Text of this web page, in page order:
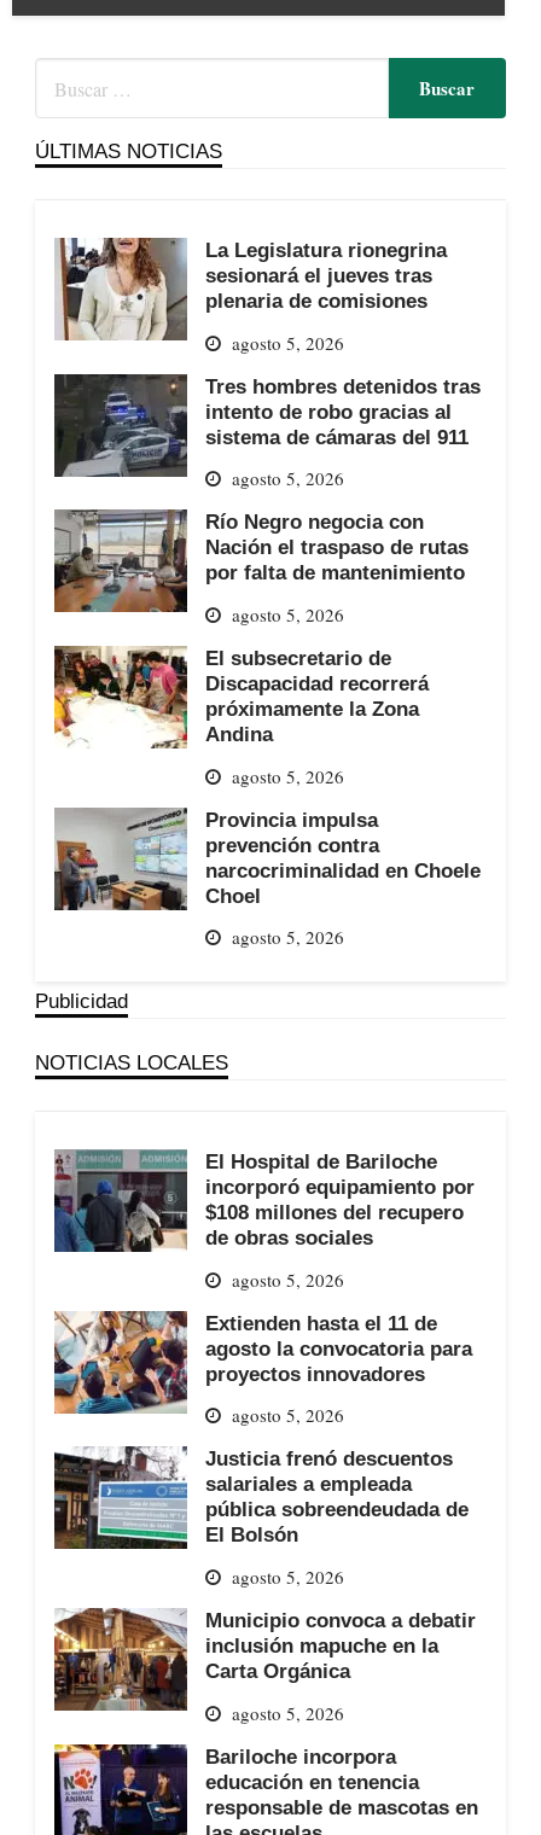
ÚLTIMAS NOTICIAS
La Legislatura rionegrina
sesionará el jueves tras
plenaria de comisiones
agosto 5, 2026
Tres hombres detenidos tras
intento de robo gracias al
sistema de cámaras del 911
agosto 5, 2026
Río Negro negocia con
Nación el traspaso de rutas
por falta de mantenimiento
agosto 5, 2026
El subsecretario de
Discapacidad recorrerá
próximamente la Zona
Andina
agosto 5, 2026
Provincia impulsa
prevención contra
narcocriminalidad en Choele
Choel
agosto 5, 2026
Publicidad
NOTICIAS LOCALES
El Hospital de Bariloche
incorporó equipamiento por
$108 millones del recupero
de obras sociales
agosto 5, 2026
Extienden hasta el 11 de
agosto la convocatoria para
proyectos innovadores
agosto 5, 2026
Justicia frenó descuentos
salariales a empleada
pública sobreendeudada de
El Bolsón
agosto 5, 2026
Municipio convoca a debatir
inclusión mapuche en la
Carta Orgánica
agosto 5, 2026
Bariloche incorpora
educación en tenencia
responsable de mascotas en